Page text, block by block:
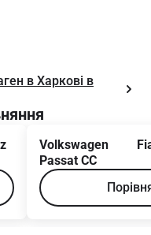
в Харкові в
Volkswagen
Passat CC